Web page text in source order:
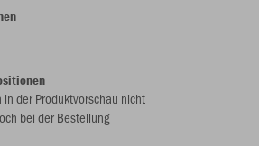
in der Produktvorschau nicht
bei der Bestellung